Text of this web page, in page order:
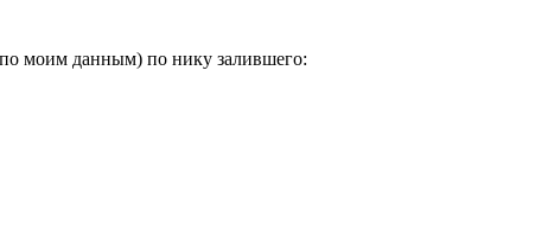
моим данным) по нику залившего: